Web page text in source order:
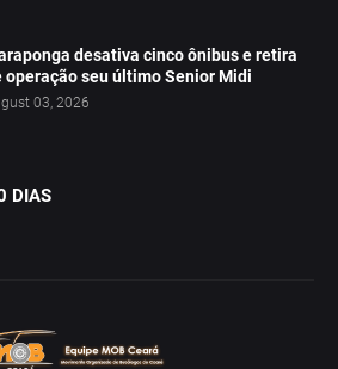
desativa cinco ônibus e retira
operação seu último Senior Midi
03, 2026
DIAS